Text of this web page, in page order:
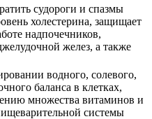
судороги и спазмы
холестерина, защищает
надпочечников,
желез, а также
водного, солевого,
баланса в клетках,
множества витаминов и
системы